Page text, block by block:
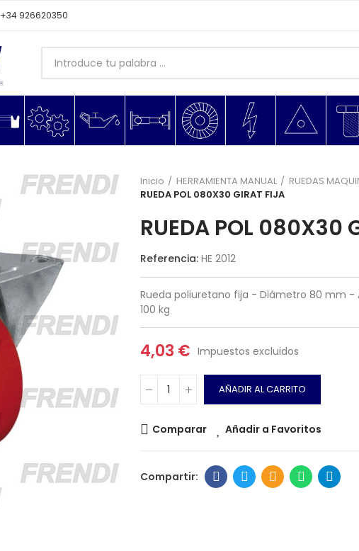
+34 926620350
Inicio HERRAMIENTA MANUAL
RUEDAS
RUEDA POL 080X30 GIRAT FIJA
RUEDA POL 080X30
Referencia: HE 2012
Rueda poliuretano fija - Diámetro 80 mm -
100 kg
4,03 € Impuestos excluidos
AÑADIR AL CARRITO
Comparar Añadir a Favoritos